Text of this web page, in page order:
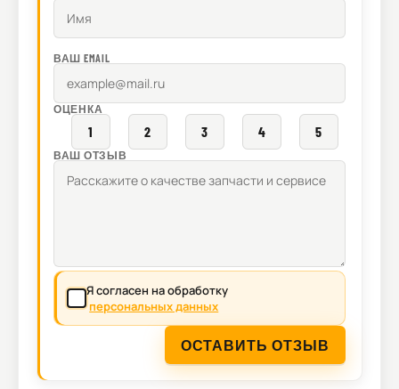
ВАШ EMAIL
ОЦЕНКА
1 2 3 4 5
ВАШ ОТЗЫВ
Я согласен на обработку
персональных данных
ОСТАВИТЬ ОТЗЫВ